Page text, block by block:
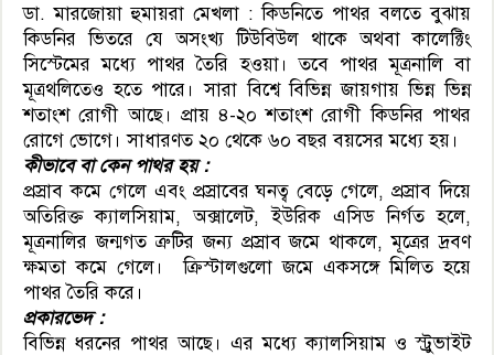
ডা. মারজোয়া হুমায়রা মেখলা :কিডনিতে পাথর বলতে বুঝায়
কিডনির ভিতরে যে অসংখ্য টিউবিউল থাকে অথবা কালেক্টিং
সিস্টেমের মধ্যে পাথর তৈরি হওয়া। তবে পাথর মূত্রনালি বা
মূত্রথলিতেও হতে পারে। সারা বিশ্বে বিভিন্ন জায়গায় ভিন্ন ভিন্ন
শতাংশ রোগী আছে। প্রায় ৪-২০ শতাংশ রোগী কিডনির পাথর
রোগে ভোগে। সাধারণত ২০ থেকে ৬০ বছর বয়সের মধ্যে হয়।
কীভাবে বা কেন পাথর হয় :
প্রস্রাব কমে গেলে এবং প্রস্রাবের ঘনত্ব বেড়ে গেলে, প্রস্রাব দিয়ে
অতিরিক্ত ক্যালসিয়াম, অক্সালেট, ইউরিক এসিড নির্গত হলে,
মূত্রনালির জন্মগত ত্রুটির জন্য প্রস্রাব জমে থাকলে, মূত্রের দ্রবণ
ক্ষমতা কমে গেলে। ক্রিস্টালগুলো জমে একসঙ্গে মিলিত হয়ে
পাথর তৈরি করে।
প্রকারভেদ :
বিভিন্ন ধরনের পাথর আছে। এর মধ্যে ক্যালসিয়াম ও স্ট্রুভাইট